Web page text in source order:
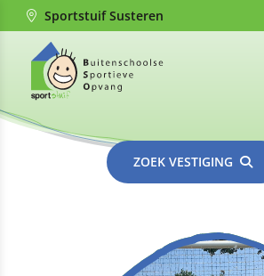
Sportstuif Susteren
ZOEK VESTIGING